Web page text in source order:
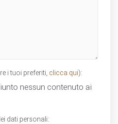
i tuoi preferiti, clicca qui):
nessun contenuto ai
dati personali: